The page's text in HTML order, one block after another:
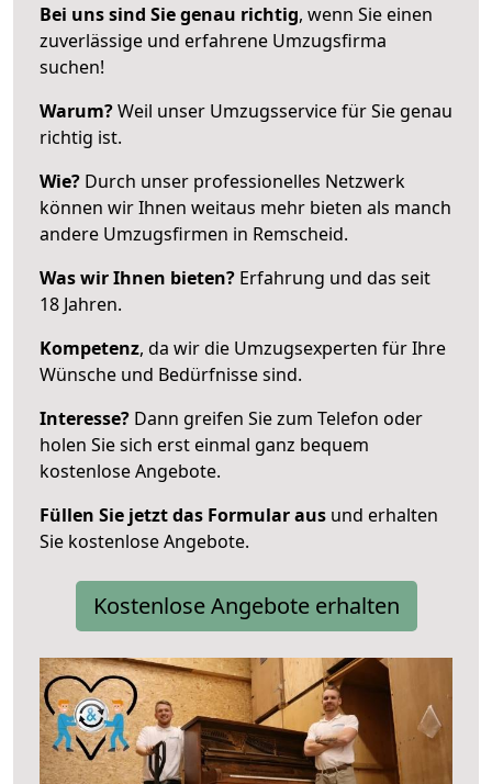
Bei uns sind Sie genau richtig, wenn Sie einen
zuverlässige und erfahrene Umzugsfirma
suchen!
Warum?Weil unser Umzugsservice für Sie genau
richtig ist.
Wie? Durch unser professionelles Netzwerk
können wir Ihnen weitaus mehr bieten als manch
andere Umzugsfirmen in Remscheid.
Was wir Ihnen bieten? Erfahrung und das seit
18 Jahren.
Kompetenz, da wir die Umzugsexperten für Ihre
Wünsche und Bedürfnisse sind.
Interesse? Dann greifen Sie zum Telefon oder
holen Sie sich erst einmal ganz bequem
kostenlose Angebote.
Füllen Sie jetzt das Formular aus und erhalten
Sie kostenlose Angebote.
Kostenlose Angebote erhalten